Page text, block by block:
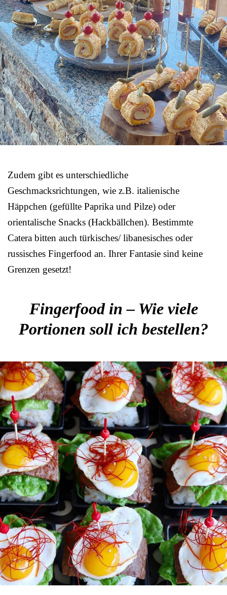
Zudem gibt es unterschiedliche
Geschmacksrichtungen, wie z.B. italienische
Häppchen (gefüllte Paprika und Pilze) oder
orientalische Snacks (Hackbällchen). Bestimmte
Catera bitten auch türkisches/ libanesisches oder
russisches Fingerfood an. Ihrer Fantasie sind keine
Grenzen gesetzt!
Fingerfood in – Wie viele
Portionen soll ich bestellen?